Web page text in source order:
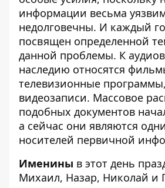
информации весьма
недолговечны. И каждый
посвящен определенной
данной проблемы. К
наследию относятся
телевизионные
видеозаписи. Массовое
подобных документов
а сейчас они являются
носителей первичной
Именины в этот день
Михаил, Назар, Николай и